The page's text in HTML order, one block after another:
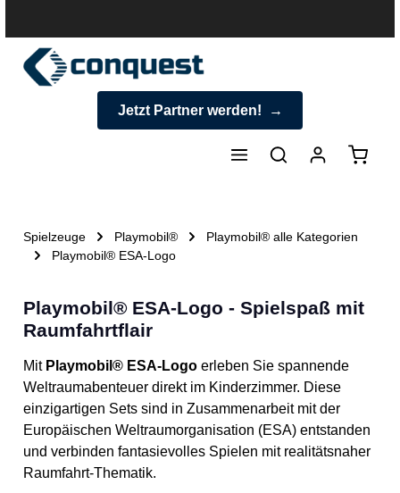
Jetzt Partner werden!
Spielzeuge Playmobil®
Playmobil® alle Kategorien
Playmobil® ESA-Logo
Playmobil® ESA-Logo - Spielspaß mit
Raumfahrtflair
Mit Playmobil® ESA-Logo erleben Sie spannende
Weltraumabenteuer direkt im Kinderzimmer. Diese
einzigartigen Sets sind in Zusammenarbeit mit der
Europäischen Weltraumorganisation (ESA) entstanden
und verbinden fantasievolles Spielen mit realitätsnaher
Raumfahrt-Thematik.